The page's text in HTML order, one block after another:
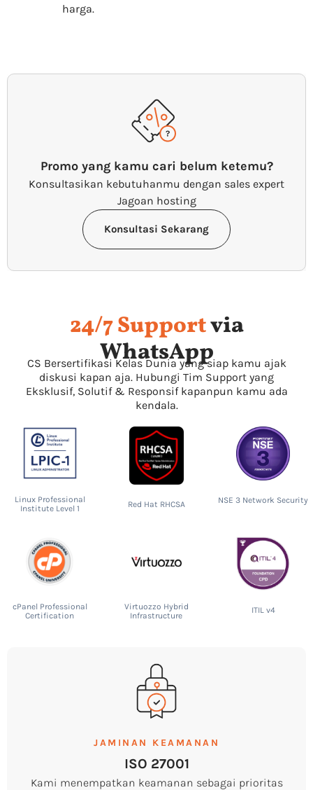
harga.
Promo yang kamu cari belum ketemu?
Konsultasikan kebutuhanmu dengan sales expert
Jagoan hosting
Konsultasi Sekarang
24/7 Supportvia
WhatsApp
CS Bersertifikasi Kelas Dunia yang siap kamu ajak
diskusi kapan aja. Hubungi Tim Support yang
Eksklusif, Solutif & Responsif kapanpun kamu ada
kendala.
Linux Professional
Institute Level 1
Red Hat RHCSA NSE 3 Network Security
cPanel Professional
Certification
Virtuozzo Hybrid
Infrastructure
ITIL v4
JAMINAN KEAMANAN
ISO 27001
Kami menempatkan keamanan sebagai prioritas